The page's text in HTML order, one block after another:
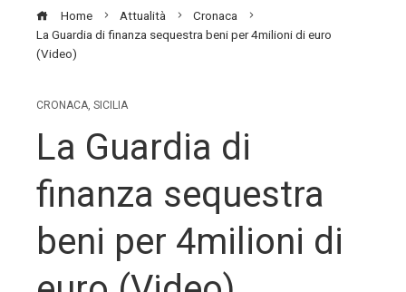
Home Attualità
Cronaca
La Guardia di finanza sequestra beni per 4milioni di euro
(Video)
CRONACA, SICILIA
La Guardia di
finanza sequestra
beni per 4milioni di